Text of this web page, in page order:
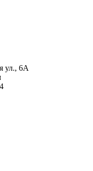
ул., 6А